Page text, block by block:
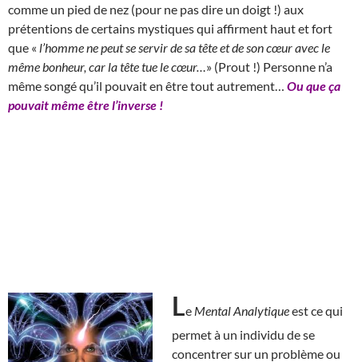
comme un pied de nez (pour ne pas dire un doigt !) aux
prétentions de certains mystiques qui affirment haut et fort
que « l’homme ne peut se servir de sa tête et de son cœur avec le
même bonheur, car la tête tue le cœur… » (Prout !) Personne n’a
même songé qu’il pouvait en être tout autrement… Ou que ça
pouvait même être l’inverse !
Le Mental Analytiqueest ce qui
permet à un individu de se
concentrer sur un problème ou